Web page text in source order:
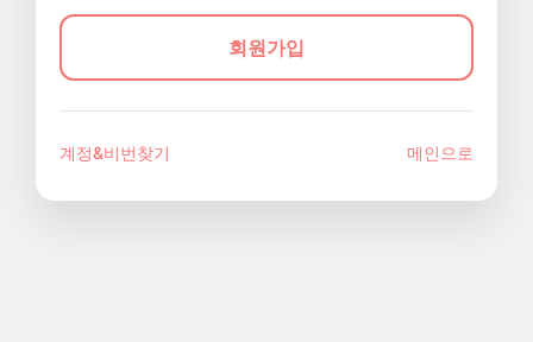
회원가입
계정&비번찾기 메인으로